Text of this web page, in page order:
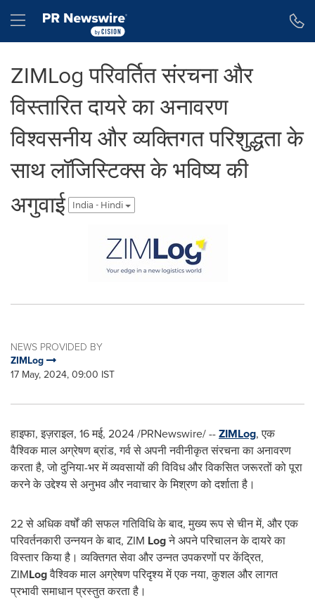
Hamburger menu
ZIMLog परिवर्तित संरचना और
विस्तारित दायरे का अनावरण
विश्वसनीय और व्यक्तिगत परिशुद्धता के
साथ लॉजिस्टिक्स के भविष्य की
अगुवाई
India - Hindi
NEWS PROVIDED BY
ZIMLog
17 May, 2024, 09:00 IST
हाइफा, इज़राइल, 16 मई, 2024/PRNewswire/ --ZIMLog, एक
वैश्विक माल अग्रेषण ब्रांड, गर्व से अपनी नवीनीकृत संरचना का अनावरण
करता है, जो दुनिया-भर में व्यवसायों की विविध और विकसित जरूरतों को पूरा
करने के उद्देश्य से अनुभव और नवाचार के मिश्रण को दर्शाता है।
22 से अधिक वर्षों की सफल गतिविधि के बाद, मुख्य रूप से चीन में, और एक
परिवर्तनकारी उन्नयन के बाद, ZIM Logने अपने परिचालन के दायरे का
विस्तार किया है। व्यक्तिगत सेवा और उन्नत उपकरणों पर केंद्रित,
ZIMLogवैश्विक माल अग्रेषण परिदृश्य में एक नया, कुशल और लागत
प्रभावी समाधान प्रस्तुत करता है।